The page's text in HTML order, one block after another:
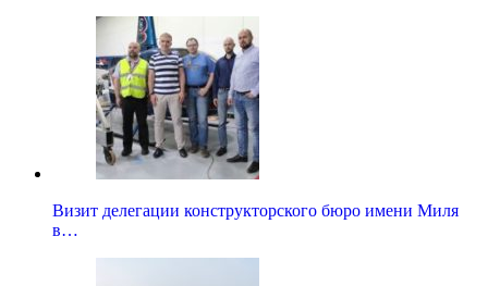
Визит делегации конструкторского бюро имени Миля
в…